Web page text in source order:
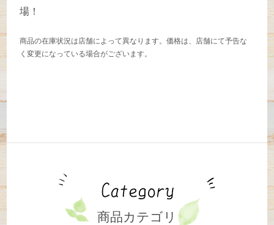
場！
商品の在庫状況は店舗によって異なります。価格は、店舗にて予告な
く変更になっている場合がございます。
商品カテゴリ